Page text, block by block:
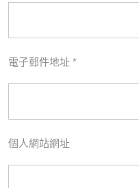
電子郵件地址 *
個人網站網址